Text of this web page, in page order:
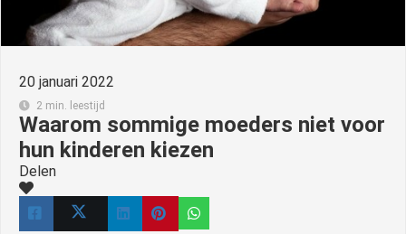
20 januari 2022
2 min. leestijd
Waarom sommige moeders niet voor
hun kinderen kiezen
Delen